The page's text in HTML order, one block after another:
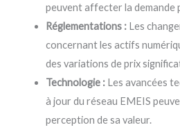
peuvent affecter la demande
Réglementations : Les
concernant les actifs
des variations de prix
Technologie : Les avancées
à jour du réseau EMEIS
perception de sa valeur.